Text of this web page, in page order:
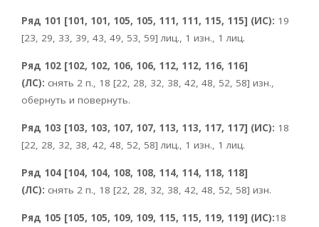
Ряд 101 [101, 101, 105, 105, 111, 111, 115, 115] (ИС): 19
[23, 29, 33, 39, 43, 49, 53, 59] лиц., 1 изн., 1 лиц.
Ряд 102 [102, 102, 106, 106, 112, 112, 116, 116]
(ЛС): снять 2 п., 18 [22, 28, 32, 38, 42, 48, 52, 58] изн.,
обернуть и повернуть.
Ряд 103 [103, 103, 107, 107, 113, 113, 117, 117] (ИС): 18
[22, 28, 32, 38, 42, 48, 52, 58] лиц., 1 изн., 1 лиц.
Ряд 104 [104, 104, 108, 108, 114, 114, 118, 118]
(ЛС): снять 2 п., 18 [22, 28, 32, 38, 42, 48, 52, 58] изн.
Ряд 105 [105, 105, 109, 109, 115, 115, 119, 119] (ИС):18